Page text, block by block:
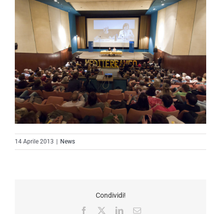
14 Aprile 2013 News
Condividi!
Facebook
LinkedInEmail